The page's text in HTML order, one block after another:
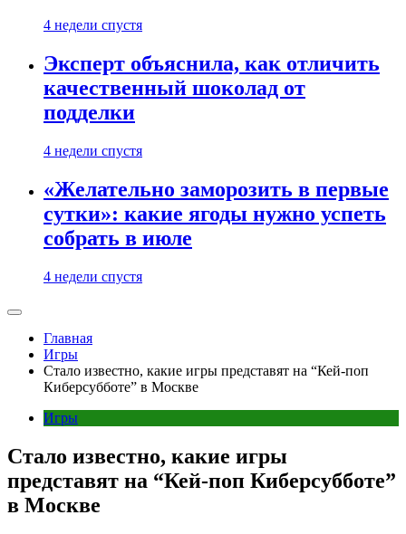
4 недели спустя
Эксперт объяснила, как отличить
качественный шоколад от
подделки
4 недели спустя
«Желательно заморозить в первые
сутки»: какие ягоды нужно успеть
собрать в июле
4 недели спустя
Главная
Игры
Стало известно, какие игры представят на “Кей-поп
Киберсубботе” в Москве
Игры
Стало известно, какие игры
представят на “Кей-поп Киберсубботе”
в Москве